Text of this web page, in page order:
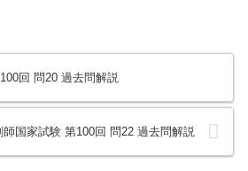
回 問20 過去問解説
師国家試験 第100回 問22 過去問解説